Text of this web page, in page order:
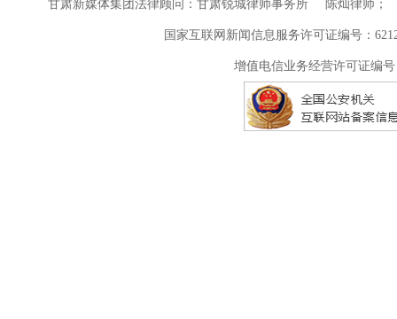
甘肃新媒体集团法律顾问：甘肃锐城律师事务所 陈灿律师
国家互联网新闻信息服务许可证编号：
增值电信业务经营许可证编